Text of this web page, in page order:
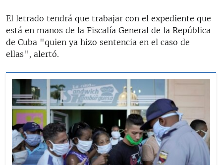
El letrado tendrá que trabajar con el expediente que
está en manos de la Fiscalía General de la República
de Cuba "quien ya hizo sentencia en el caso de
ellas", alertó.